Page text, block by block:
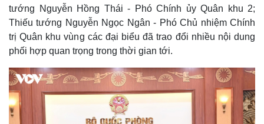
tướng Nguyễn Hồng Thái - Phó Chính ủy Quân khu 2;
Thiếu tướng Nguyễn Ngọc Ngân - Phó Chủ nhiệm Chính
trị Quân khu vùng các đại biểu đã trao đổi nhiều nội dung
phối hợp quan trọng trong thời gian tới.